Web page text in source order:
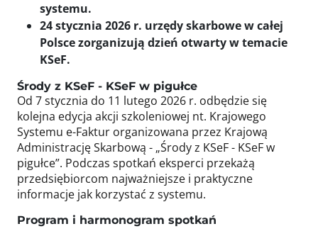
systemu.
24 stycznia 2026 r. urzędy skarbowe w całej
Polsce zorganizują dzień otwarty w temacie
KSeF.
Środy z KSeF - KSeF w pigułce
Od 7 stycznia do 11 lutego 2026 r. odbędzie się
kolejna edycja akcji szkoleniowej nt. Krajowego
Systemu e-Faktur organizowana przez Krajową
Administrację Skarbową - „Środy z KSeF - KSeF w
pigułce”. Podczas spotkań eksperci przekażą
przedsiębiorcom najważniejsze i praktyczne
informacje jak korzystać z systemu.
Program i harmonogram spotkań